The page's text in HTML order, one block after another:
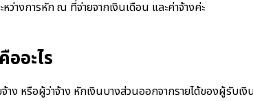
ว่างการหัก ณ ที่จ่ายจากเงินเดือน และค่าจ้างค่ะ
อะไร
ง หรือผู้ว่าจ้าง หักเงินบางส่วนออกจากรายได้ของผู้รับเงิ